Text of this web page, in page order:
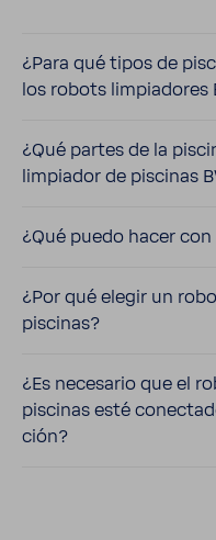
¿Para qué tipos de
los robots limpia­dores
¿Qué partes de la
limpiador de piscinas
¿Qué puedo hacer
¿Por qué elegir un
piscinas?
¿Es nece­sario que el
piscinas esté
ción?